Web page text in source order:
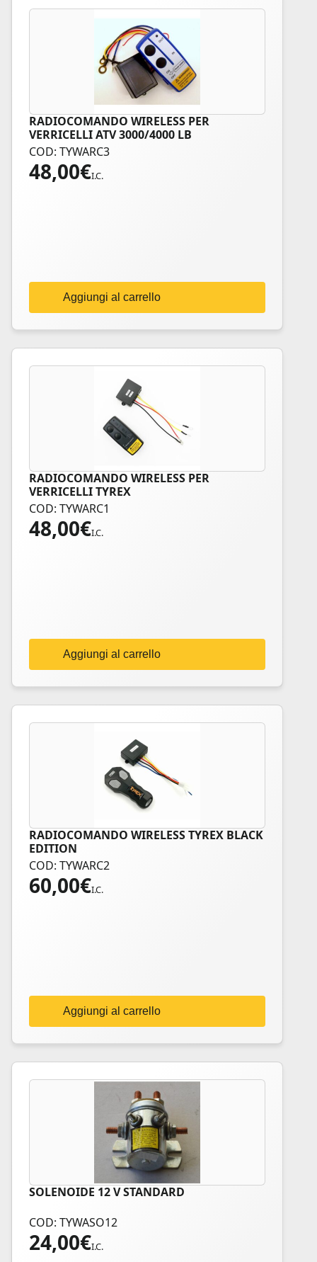
RADIOCOMANDO WIRELESS PER
VERRICELLI ATV 3000/4000 LB
COD: TYWARC3
48,00€I.C.
Aggiungi al carrello
RADIOCOMANDO WIRELESS PER
VERRICELLI TYREX
COD: TYWARC1
48,00€I.C.
Aggiungi al carrello
RADIOCOMANDO WIRELESS TYREX BLACK
EDITION
COD: TYWARC2
60,00€I.C.
Aggiungi al carrello
SOLENOIDE 12 V STANDARD
COD: TYWASO12
24,00€I.C.